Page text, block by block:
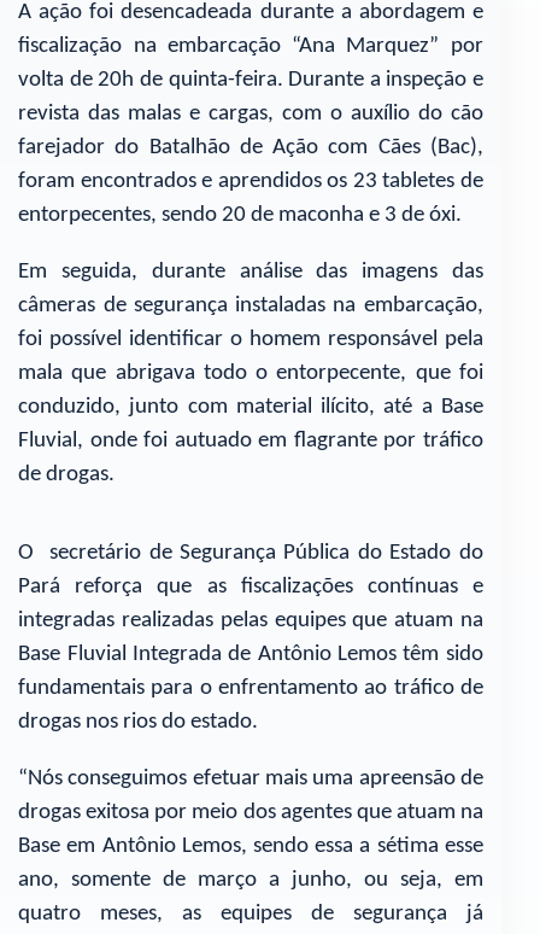
A ação foi desencadeada durante a abordagem e
fiscalização na embarcação “Ana Marquez” por
volta de 20h de quinta-feira. Durante a inspeção e
revista das malas e cargas, com o auxílio do cão
farejador do Batalhão de Ação com Cães (Bac),
foram encontrados e aprendidos os 23 tabletes de
entorpecentes, sendo 20 de maconha e 3 de óxi.
Em seguida, durante análise das imagens das
câmeras de segurança instaladas na embarcação,
foi possível identificar o homem responsável pela
mala que abrigava todo o entorpecente, que foi
conduzido, junto com material ilícito, até a Base
Fluvial, onde foi autuado em flagrante por tráfico
de drogas.
O secretário de Segurança Pública do Estado do
Pará reforça que as fiscalizações contínuas e
integradas realizadas pelas equipes que atuam na
Base Fluvial Integrada de Antônio Lemos têm sido
fundamentais para o enfrentamento ao tráfico de
drogas nos rios do estado.
“Nós conseguimos efetuar mais uma apreensão de
drogas exitosa por meio dos agentes que atuam na
Base em Antônio Lemos, sendo essa a sétima esse
ano, somente de março a junho, ou seja, em
quatro meses, as equipes de segurança já